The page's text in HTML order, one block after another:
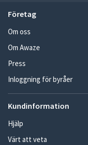
Företag
Om oss
Om Awaze
Press
Inloggning för byråer
Kundinformation
Hjälp
Värt att veta